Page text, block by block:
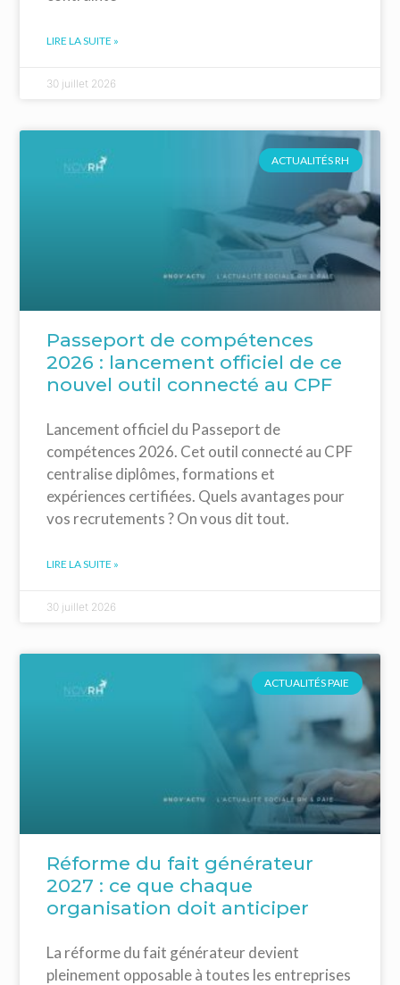
LIRE LA SUITE »
30 juillet 2026
ACTUALITÉS RH
Passeport de compétences
2026 : lancement officiel de ce
nouvel outil connecté au CPF
Lancement officiel du Passeport de
compétences 2026. Cet outil connecté au CPF
centralise diplômes, formations et
expériences certifiées. Quels avantages pour
vos recrutements ? On vous dit tout.
LIRE LA SUITE »
30 juillet 2026
ACTUALITÉS PAIE
Réforme du fait générateur
2027 : ce que chaque
organisation doit anticiper
La réforme du fait générateur devient
pleinement opposable à toutes les entreprises